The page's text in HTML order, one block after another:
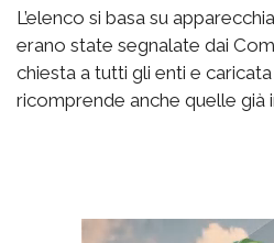
L’elenco si basa su
erano state segnalate dai
chiesta a tutti gli enti e
ricomprende anche quelle già